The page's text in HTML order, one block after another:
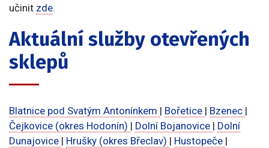
učinit zde.
Aktuální služby otevřených
sklepů
Blatnice pod Svatým Antonínkem | Bořetice | Bzenec |
Čejkovice (okres Hodonín) | Dolní Bojanovice | Dolní
Dunajovice | Hrušky (okres Břeclav) | Hustopeče |